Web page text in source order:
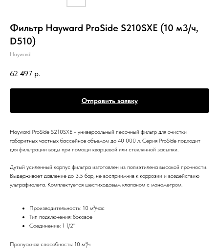
Фильтр Hayward ProSide S210SXE (10 м3/ч,
D510)
Hayward
62 497 р.
Отправить заявку
Hayward ProSide S210SXE - универсальный песочный фильтр для очистки
габаритных частных бассейнов объемом до 40 000 л. Серия ProSide подходит
для фильтрации воды при помощи кварцевой или стеклянной засыпки.
Дутый усиленный корпус фильтра изготовлен из полиэтилена высокой прочности.
Выдерживает давление до 3.5 бар, не восприимчив к коррозии и воздействию
ультрафиолета. Комплектуется шестиходовым клапаном с манометром.
Производительность: 10 м³/час
Тип подключения: боковое
Соединение: 1 1/2"
Пропускная способность: 10 м³/ч